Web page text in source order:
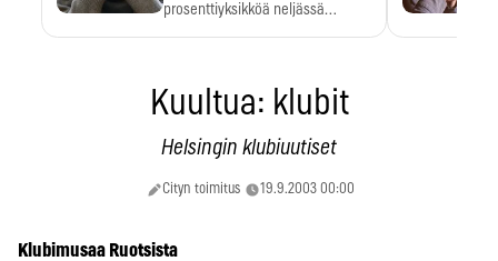
prosenttiyksikköä neljässä
Kuultua: klubit
Helsingin klubiuutiset
Cityn toimitus 19.9.2003 00:00
Klubimusaa Ruotsista